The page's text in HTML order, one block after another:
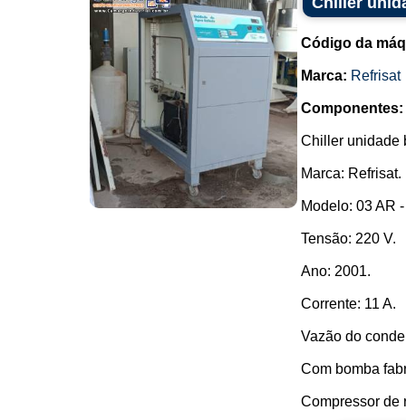
Código da
Marca: Refrisat
Componentes:
Chiller unidade
Marca: Refrisat.
Modelo: 03 AR -
Tensão: 220 V.
Ano: 2001.
Corrente: 11 A.
Vazão do
Com bomba
Compressor de